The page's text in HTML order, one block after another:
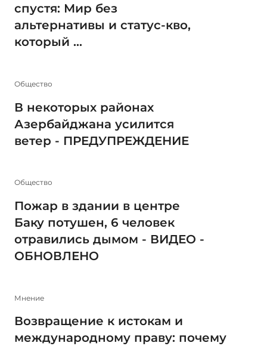
спустя: Мир без
альтернативы и статус-кво,
который ...
Общество
В некоторых районах
Азербайджана усилится
ветер - ПРЕДУПРЕЖДЕНИЕ
Общество
Пожар в здании в центре
Баку потушен, 6 человек
отравились дымом - ВИДЕО -
ОБНОВЛЕНО
Мнение
Возвращение к истокам и
международному праву: почему